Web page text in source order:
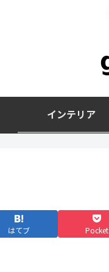
インテリア
はてブ Pocket